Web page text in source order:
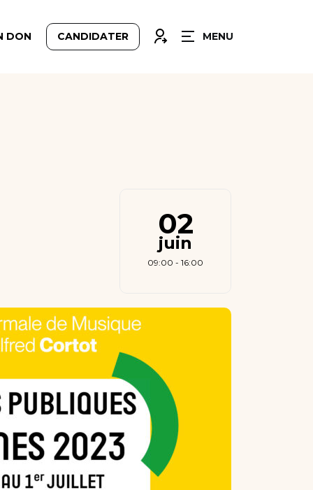
FERMER
DON CANDIDATER CONNEXIONMENU
02
juin
09:00 - 16:00